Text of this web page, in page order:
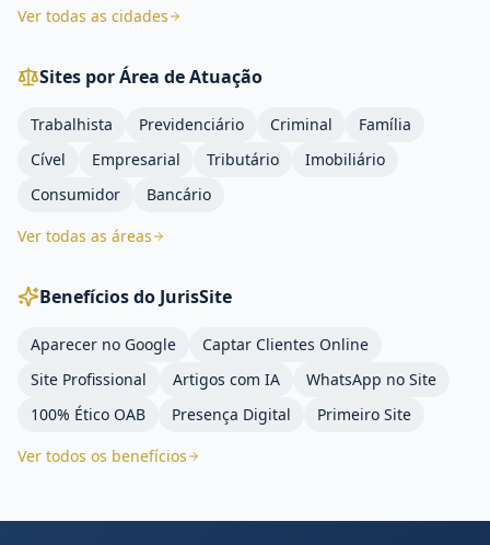
Ver todas as cidades
Sites por Área de Atuação
Trabalhista Previdenciário Criminal
Família
Cível
Empresarial Tributário
Imobiliário
Consumidor
Bancário
Ver todas as áreas
Benefícios do JurisSite
Aparecer no Google
Captar Clientes Online
Site Profissional
Artigos com IA
WhatsApp no Site
100% Ético OAB
Presença Digital
Primeiro Site
Ver todos os benefícios